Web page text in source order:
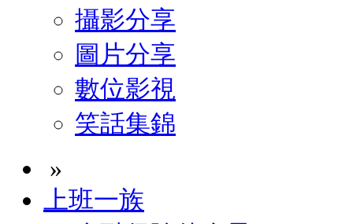
攝影分享
圖片分享
數位影視
笑話集錦
»
上班一族